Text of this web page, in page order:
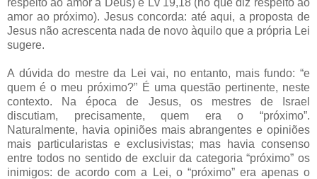
respeito ao amor a Deus) e Lv 19,18 (no que diz respeito ao
amor ao próximo). Jesus concorda: até aqui, a proposta de
Jesus não acrescenta nada de novo àquilo que a própria Lei
sugere.
A dúvida do mestre da Lei vai, no entanto, mais fundo: “e
quem é o meu próximo?” É uma questão pertinente, neste
contexto. Na época de Jesus, os mestres de Israel
discutiam, precisamente, quem era o “próximo”.
Naturalmente, havia opiniões mais abrangentes e opiniões
mais particularistas e exclusivistas; mas havia consenso
entre todos no sentido de excluir da categoria “próximo” os
inimigos: de acordo com a Lei, o “próximo” era apenas o